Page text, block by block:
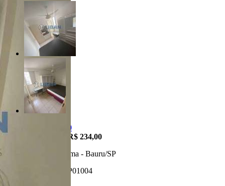
R$ 260.000,00
R$ 234,00
Jardim Panorama - Bauru/SP
Referência: AP01004